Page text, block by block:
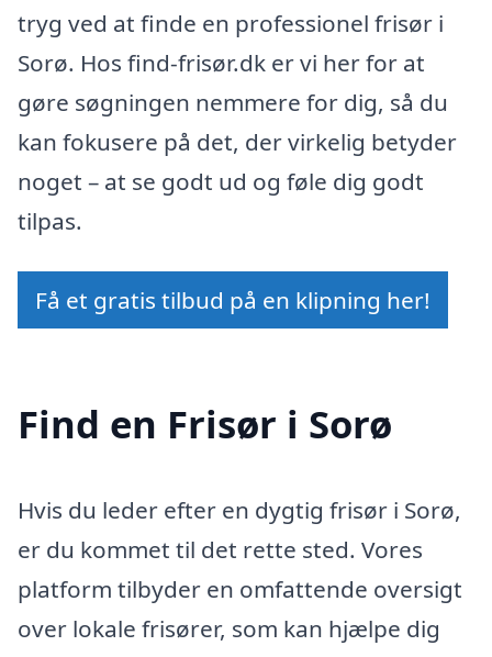
tryg ved at finde en professionel frisør i
Sorø. Hos find-frisør.dk er vi her for at
gøre søgningen nemmere for dig, så du
kan fokusere på det, der virkelig betyder
noget – at se godt ud og føle dig godt
tilpas.
Få et gratis tilbud på en klipning her!
Find en Frisør i Sorø
Hvis du leder efter en dygtig frisør i Sorø,
er du kommet til det rette sted. Vores
platform tilbyder en omfattende oversigt
over lokale frisører, som kan hjælpe dig